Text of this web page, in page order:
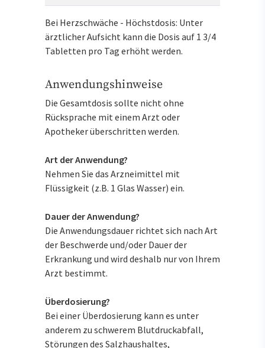
Bei Herzschwäche - Höchstdosis: Unter
ärztlicher Aufsicht kann die Dosis auf 1 3/4
Tabletten pro Tag erhöht werden.
Anwendungshinweise
Die Gesamtdosis sollte nicht ohne
Rücksprache mit einem Arzt oder
Apotheker überschritten werden.
Art der Anwendung?
Nehmen Sie das Arzneimittel mit
Flüssigkeit (z.B. 1 Glas Wasser) ein.
Dauer der Anwendung?
Die Anwendungsdauer richtet sich nach Art
der Beschwerde und/oder Dauer der
Erkrankung und wird deshalb nur von Ihrem
Arzt bestimmt.
Überdosierung?
Bei einer Überdosierung kann es unter
anderem zu schwerem Blutdruckabfall,
Störungen des Salzhaushaltes,